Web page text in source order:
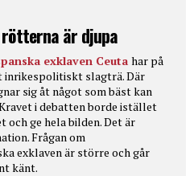
är djupa
exklaven Ceuta har på
inrikespolitiskt slagträ. Där
sig åt något som bäst kan
i debatten borde istället
ge hela bilden. Det är
Frågan om
exklaven är större och går
känt.